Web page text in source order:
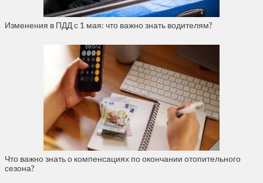
Изменения в ПДД с 1 мая: что важно знать водителям?
Что важно знать о компенсациях по окончании отопительного
сезона?